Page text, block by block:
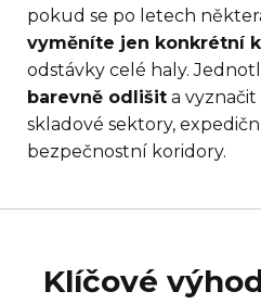
pokud se po letech
vyměníte jen konkrétní
odstávky celé haly.
barevně odlišit a
skladové sektory,
bezpečnostní koridory.
Klíčové